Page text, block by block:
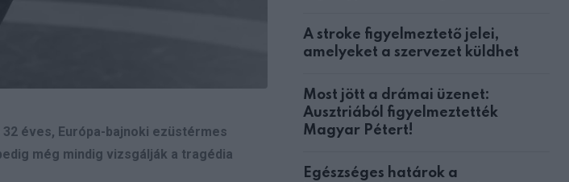
éves, Európa-bajnoki ezüstérmes
még mindig vizsgálják a tragédia
A stroke figyelmeztető jelei,
amelyeket a szervezet küldhet
Most jött a drámai üzenet:
Ausztriából figyelmeztették
Magyar Pétert!
Egészséges határok a